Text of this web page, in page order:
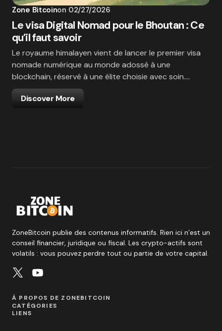
Zone Bitcoinon 02/27/2026
Le visa Digital Nomad pour le Bhoutan : Ce
qu’il faut savoir
Le royaume himalayen vient de lancer le premier visa
nomade numérique au monde adossé à une
blockchain, réservé à une élite choisie avec soin.…
Discover More
ZoneBitcoin publie des contenus informatifs. Rien ici n’est un
conseil financier, juridique ou fiscal. Les crypto-actifs sont
volatils : vous pouvez perdre tout ou partie de votre capital.
À PROPOS DE ZONEBITCOIN
CATÉGORIES
LIENS